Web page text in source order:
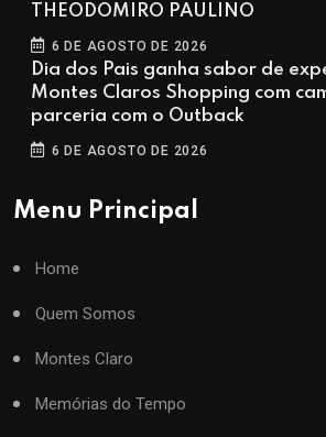
THEODOMIRO PAULINO
6 DE AGOSTO DE 2026
Dia dos Pais ganha sabor de
Montes Claros Shopping com
parceria com o Outback
6 DE AGOSTO DE 2026
Menu Principal
Home
Quem Somos
Montes Claro
Memórias do Tempo